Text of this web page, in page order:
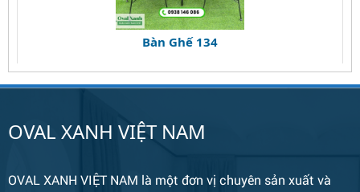
Bàn Ghế 134
OVAL XANH VIỆT NAM
OVAL XANH VIỆT NAM là một đơn vị chuyên sản xuất và